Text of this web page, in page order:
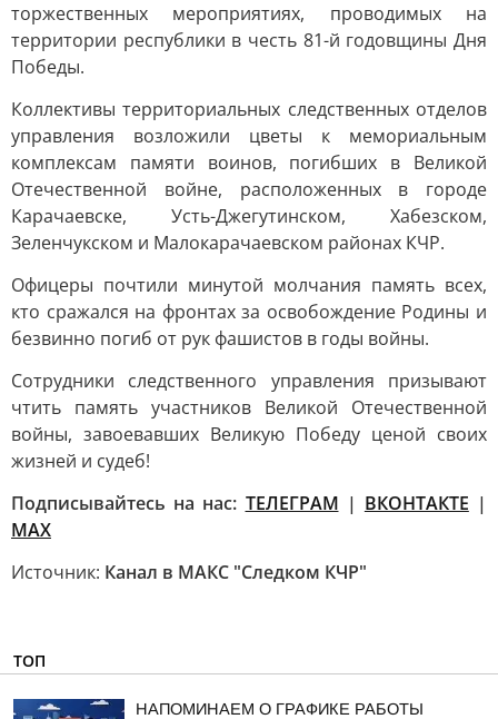
торжественных мероприятиях, проводимых на
территории республики в честь 81-й годовщины Дня
Победы.
Коллективы территориальных следственных отделов
управления возложили цветы к мемориальным
комплексам памяти воинов, погибших в Великой
Отечественной войне, расположенных в городе
Карачаевске, Усть-Джегутинском, Хабезском,
Зеленчукском и Малокарачаевском районах КЧР.
Офицеры почтили минутой молчания память всех,
кто сражался на фронтах за освобождение Родины и
безвинно погиб от рук фашистов в годы войны.
Сотрудники следственного управления призывают
чтить память участников Великой Отечественной
войны, завоевавших Великую Победу ценой своих
жизней и судеб!
Подписывайтесь на нас: ТЕЛЕГРАМ | ВКОНТАКТЕ |
МАХ
Источник: Канал в МАКС "Следком КЧР"
ТОП
НАПОМИНАЕМ О ГРАФИКЕ РАБОТЫ